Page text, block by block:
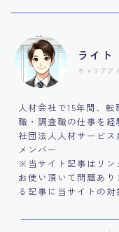
ライト
キャリアア
人材会社で15年間、
職・調査職の仕事を経
社団法人人材サービ
メンバー
※当サイト記事はリン
お使い頂いて問題あ
る記事に当サイトの対